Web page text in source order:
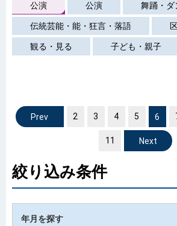
公演 公演 舞踊・ダ
伝統芸能・能・狂言・落語
観る・見る 子ども・親子
前へ
2 3 4 5 6
11
絞り込み条件
年月を探す